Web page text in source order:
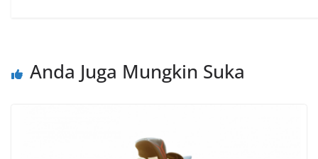
Anda Juga Mungkin Suka